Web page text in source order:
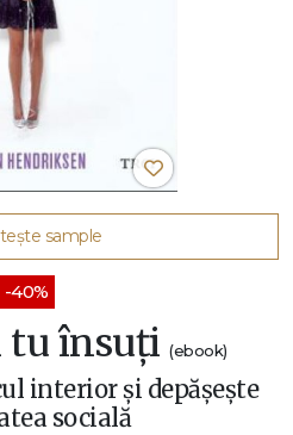
sample
-40%
tu însuți (ebook)
interior și depășește
socială